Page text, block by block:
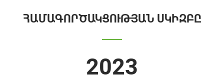
ՀԱՄԱԳՈՐԾԱԿՑՈՒԹՅԱՆ ՍԿԻԶԲԸ
2023